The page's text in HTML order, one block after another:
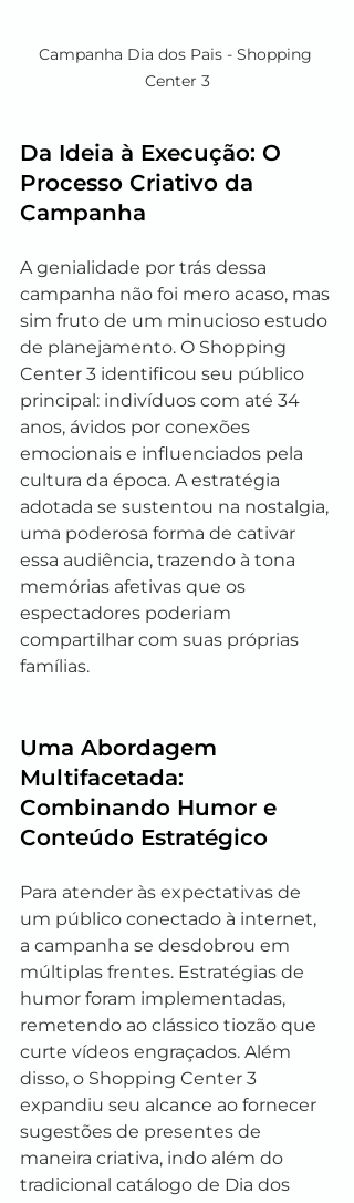
Campanha Dia dos Pais - Shopping
Center 3
Da Ideia à Execução: O
Processo Criativo da
Campanha
A genialidade por trás dessa
campanha não foi mero acaso, mas
sim fruto de um minucioso estudo
de planejamento. O Shopping
Center 3 identificou seu público
principal: indivíduos com até 34
anos, ávidos por conexões
emocionais e influenciados pela
cultura da época. A estratégia
adotada se sustentou na nostalgia,
uma poderosa forma de cativar
essa audiência, trazendo à tona
memórias afetivas que os
espectadores poderiam
compartilhar com suas próprias
famílias.
Uma Abordagem
Multifacetada:
Combinando Humor e
Conteúdo Estratégico
Para atender às expectativas de
um público conectado à internet,
a campanha se desdobrou em
múltiplas frentes. Estratégias de
humor foram implementadas,
remetendo ao clássico tiozão que
curte vídeos engraçados. Além
disso, o Shopping Center 3
expandiu seu alcance ao fornecer
sugestões de presentes de
maneira criativa, indo além do
tradicional catálogo de Dia dos